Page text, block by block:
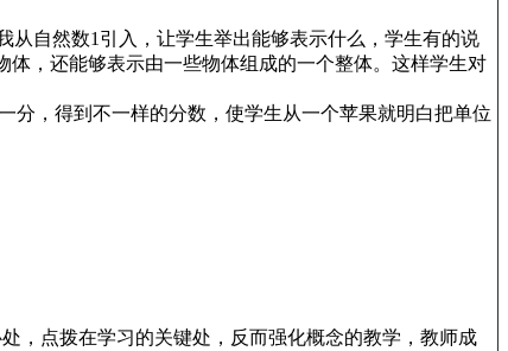
自然数1引入，让学生举出能够表示什么，学生有的说
，还能够表示由一些物体组成的一个整体。这样学生对
，得到不一样的分数，使学生从一个苹果就明白把单位
，点拨在学习的关键处，反而强化概念的教学，教师成